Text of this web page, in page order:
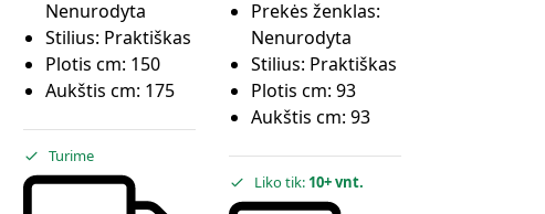
Nenurodyta
Stilius: Praktiškas
Plotis cm: 150
Aukštis cm: 175
Turime
Prekės ženklas:
Nenurodyta
Stilius: Praktiškas
Plotis cm: 93
Aukštis cm: 93
Liko tik: 10+ vnt.